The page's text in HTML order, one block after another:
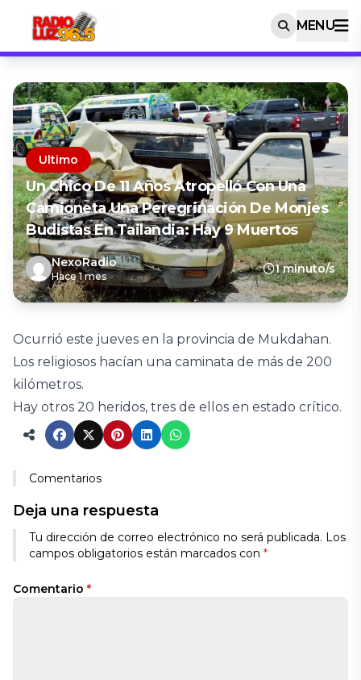
MENU
Ultimo
Un Chico De 11 Años Atropelló Con Una
Camioneta Una Peregrinación De Monjes
Budistas En Tailandia: Hay 9 Muertos
NexoRadio
Hace 1 mes
1 minuto/s
Ocurrió este jueves en la provincia de Mukdahan.
Los religiosos hacían una caminata de más de 200
kilómetros.
Hay otros 20 heridos, tres de ellos en estado crítico.
Comentarios
Deja una respuesta
Tu dirección de correo electrónico no será publicada. Los
campos obligatorios están marcados con *
Comentario *